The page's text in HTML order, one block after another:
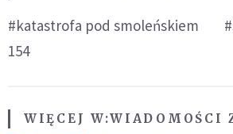
#katastrofa pod smoleńskiem
154
WIĘCEJ W:WIADOMOŚCI